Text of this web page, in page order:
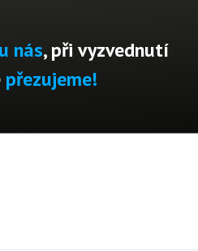
nás, při vyzvednutí
přezujeme!